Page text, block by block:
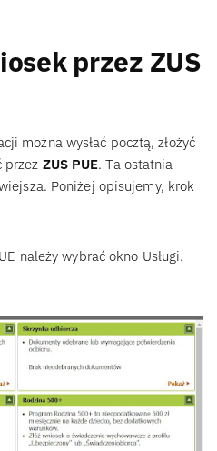
przez ZUS
można wysłać pocztą, złożyć
przez ZUS PUE. Ta ostatnia
Poniżej opisujemy, krok
należy wybrać okno Usługi.